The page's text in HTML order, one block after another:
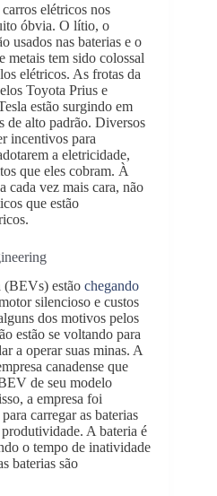
elétricos nos
óbvia. O lítio, o
usados nas baterias e o
metais tem sido colossal
elétricos. As frotas da
Toyota Prius e
estão surgindo em
de alto padrão. Diversos
incentivos para
a eletricidade,
que eles cobram. À
cada vez mais cara, não
que estão
(BEVs) estão chegando
silencioso e custos
dos motivos pelos
estão se voltando para
a operar suas minas. A
canadense que
de seu modelo
a empresa foi
carregar as baterias
A bateria é
o tempo de inatividade
baterias são